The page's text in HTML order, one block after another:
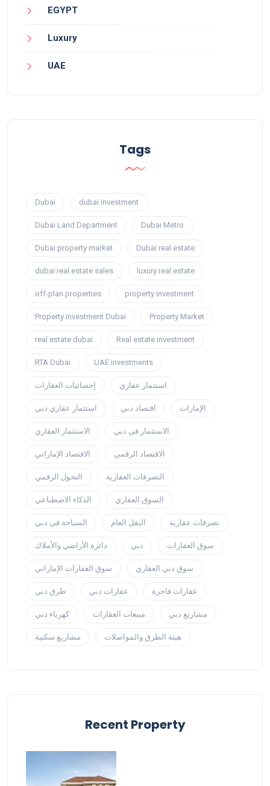
EGYPT
Luxury
UAE
Tags
Dubai dubai investment
Dubai Land Department Dubai Metro
Dubai property market Dubai real estate
dubai real estate sales luxury real estate
off-plan properties property investment
Property investment Dubai Property Market
real estate dubai Real estate investment
RTA Dubai UAE investments
إحصائيات العقارات استثمار عقاري
استثمار عقاري دبي اقتصاد دبي الإمارات
الاستثمار العقاري الاستثمار في دبي
الاقتصاد الإماراتي الاقتصاد الرقمي
التحول الرقمي التصرفات العقارية
الذكاء الاصطناعي السوق العقاري
السياحة في دبي النقل العام تصرفات عقارية
دائرة الأراضي والأملاك دبي سوق العقارات
سوق العقارات الإماراتي سوق دبي العقاري
طرق دبي عقارات دبي عقارات فاخرة
كهرباء دبي مبيعات العقارات مشاريع دبي
مشاريع سكنية هيئة الطرق والمواصلات
Recent Property